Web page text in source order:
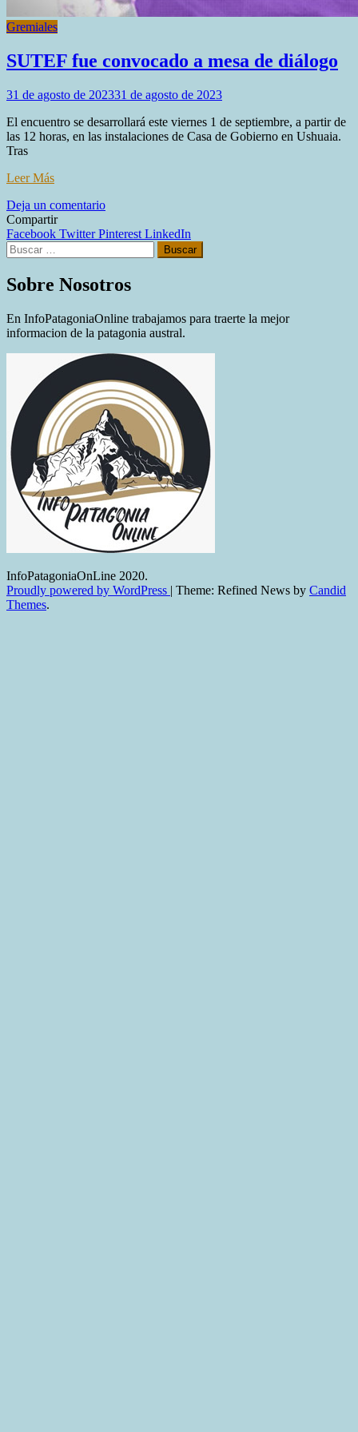
Gremiales
SUTEF fue convocado a mesa de diálogo
31 de agosto de 202331 de agosto de 2023
El encuentro se desarrollará este viernes 1 de septiembre, a partir de
las 12 horas, en las instalaciones de Casa de Gobierno en Ushuaia.
Tras
Leer Más
Deja un comentarioen
fue
a
de
Compartir
Facebook TwitterPinterest LinkedIn
Buscar:
Sobre Nosotros
En InfoPatagoniaOnline trabajamos para traerte la mejor
informacion de la patagonia austral.
InfoPatagoniaOnLine 2020.
Proudly powered by WordPress | Theme: Refined News by Candid
Themes.